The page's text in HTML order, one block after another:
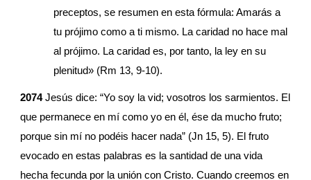
preceptos, se resumen en esta fórmula: Amarás a
tu prójimo como a ti mismo. La caridad no hace mal
al prójimo. La caridad es, por tanto, la ley en su
plenitud» (Rm 13, 9-10).
2074 Jesús dice: “Yo soy la vid; vosotros los sarmientos. El
que permanece en mí como yo en él, ése da mucho fruto;
porque sin mí no podéis hacer nada” (Jn 15, 5). El fruto
evocado en estas palabras es la santidad de una vida
hecha fecunda por la unión con Cristo. Cuando creemos en